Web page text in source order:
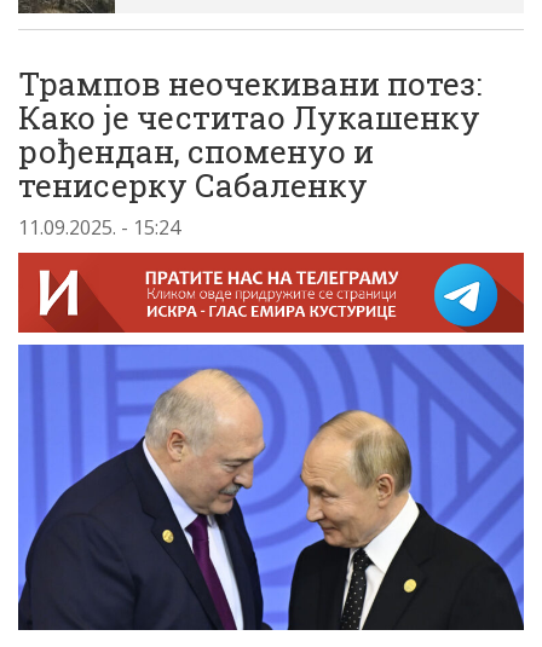
Трампов неочекивани потез:
Како је честитао Лукашенку
рођендан, споменуо и
тенисерку Сабаленку
11.09.2025. - 15:24